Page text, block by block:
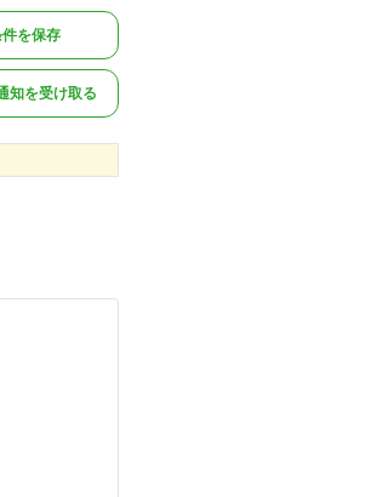
を保存
知を受け取る